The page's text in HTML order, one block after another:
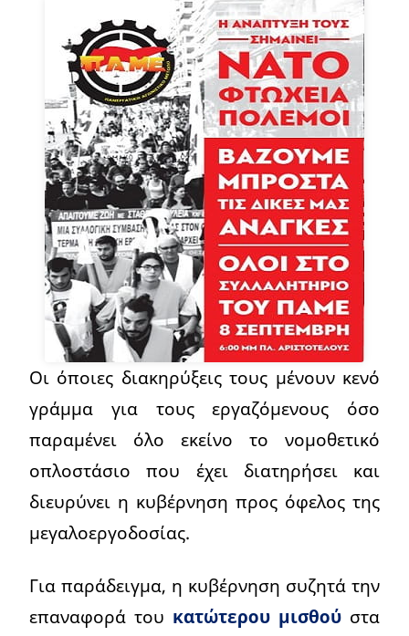
Οι όποιες διακηρύξεις τους μένουν κενό
γράμμα για τους εργαζόμενους όσο
παραμένει όλο εκείνο το νομοθετικό
οπλοστάσιο που έχει διατηρήσει και
διευρύνει η κυβέρνηση προς όφελος της
μεγαλοεργοδοσίας.
Για παράδειγμα, η κυβέρνηση συζητά την
επαναφορά του κατώτερου μισθού στα